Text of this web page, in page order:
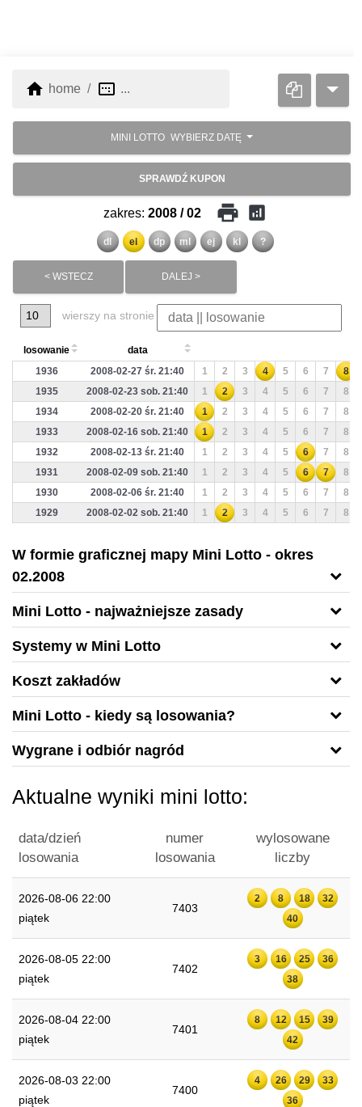
home home image_aspect_ratio ...
MINI LOTTO WYBIERZ DATĘ
SPRAWDŹ KUPON
zakres: 2008 / 02 print analytics
dl el dp ml ej kl ?
< WSTECZ DALEJ >
wierszy na stronie
losowanie
data
1936
2008-02-27 śr. 21:40 1 2 3 4 5 6 7
8
1935
2008-02-23 sob. 21:40 1 2 3 4 5 6 7
8
1934
2008-02-20 śr. 21:40 1 2 3 4 5 6 7
8
1933
2008-02-16 sob. 21:40 1 2 3 4 5 6 7
8
1932
2008-02-13 śr. 21:40 1 2 3 4 5 6 7
8
1931
2008-02-09 sob. 21:40 1 2 3 4 5 6 7
8
1930
2008-02-06 śr. 21:40 1 2 3 4 5 6 7
8
1929
2008-02-02 sob. 21:40 1 2 3 4 5 6 7 8
W formie graficznej mapy Mini Lotto - okres
02.2008
Mini Lotto - najważniejsze zasady
Systemy w Mini Lotto
Koszt zakładów
Mini Lotto - kiedy są losowania?
Wygrane i odbiór nagród
Aktualne wyniki mini lotto:
data/dzień
losowania
numer
losowania
wylosowane
liczby
2026-08-06 22:00
piątek
7403
2 8 18
32
40
2026-08-05 22:00
piątek
7402
3 16 25
36
38
2026-08-04 22:00
piątek
7401
8 12 15
39
42
2026-08-03 22:00
piątek
7400
4 26 29
33
36